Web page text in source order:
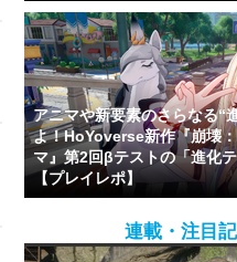
アニマや新要素のさらなる“
よ！HoYoverse新作『崩壊
マ』第2回βテストの「進化
【プレイレポ】
連載・注目